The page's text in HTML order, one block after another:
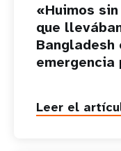
«Huimos
que
emergencia
Leer el